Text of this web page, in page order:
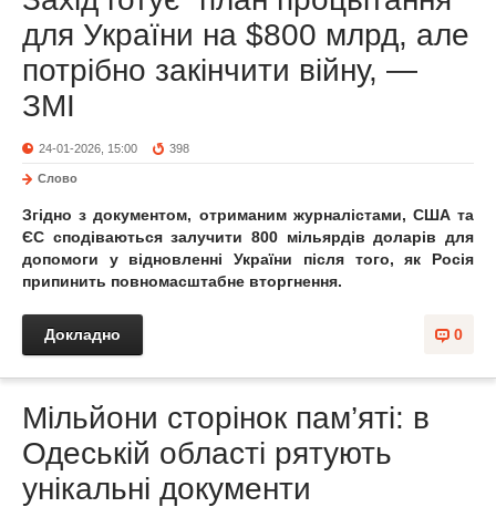
для України на $800 млрд, але
потрібно закінчити війну, —
ЗМІ
24-01-2026, 15:00 398
Слово
Згідно з документом, отриманим журналістами, США та
ЄС сподіваються залучити 800 мільярдів доларів для
допомоги у відновленні України після того, як Росія
припинить повномасштабне вторгнення.
0
Докладно
Мільйони сторінок пам’яті: в
Одеській області рятують
унікальні документи